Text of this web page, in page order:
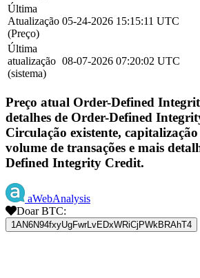
Última
Atualização
(Preço)
05-24-2026 15:15:11 UTC
Última
atualização
(sistema)
08-07-2026 07:20:02 UTC
Preço atual Order-Defined
detalhes de Order-Defined
Circulação existente,
volume de transações e mais
Defined Integrity Credit.
aWebAnalysis
Doar BTC:
1AN6N94fxyUgFwrLvEDxWRiCjPWkBRAhT4